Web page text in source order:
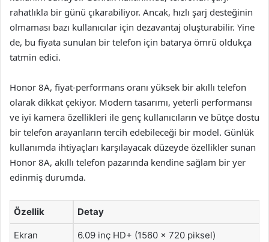
rahatlıkla bir günü çıkarabiliyor. Ancak, hızlı şarj desteğinin
olmaması bazı kullanıcılar için dezavantaj oluşturabilir. Yine
de, bu fiyata sunulan bir telefon için batarya ömrü oldukça
tatmin edici.
Honor 8A, fiyat-performans oranı yüksek bir akıllı telefon
olarak dikkat çekiyor. Modern tasarımı, yeterli performansı
ve iyi kamera özellikleri ile genç kullanıcıların ve bütçe dostu
bir telefon arayanların tercih edebileceği bir model. Günlük
kullanımda ihtiyaçları karşılayacak düzeyde özellikler sunan
Honor 8A, akıllı telefon pazarında kendine sağlam bir yer
edinmiş durumda.
Özellik Detay
Ekran 6.09 inç HD+ (1560 x 720 piksel)